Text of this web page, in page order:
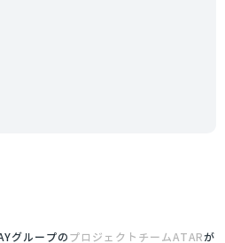
グループの プロジェクトチームATARが